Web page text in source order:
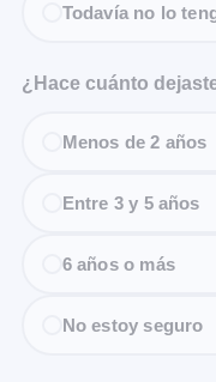
Todavía no lo
¿Hace cuánto
Menos de 2 años
Entre 3 y 5 años
6 años o más
No estoy seguro